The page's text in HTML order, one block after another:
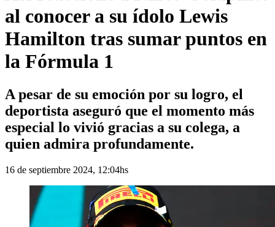
al conocer a su ídolo Lewis
Hamilton tras sumar puntos en
la Fórmula 1
A pesar de su emoción por su logro, el
deportista aseguró que el momento más
especial lo vivió gracias a su colega, a
quien admira profundamente.
16 de septiembre 2024, 12:04hs